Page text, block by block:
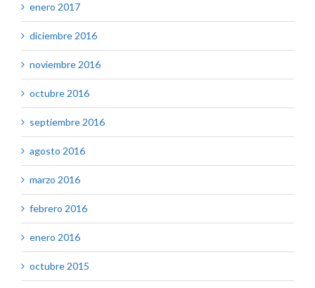
enero 2017
diciembre 2016
noviembre 2016
octubre 2016
septiembre 2016
agosto 2016
marzo 2016
febrero 2016
enero 2016
octubre 2015